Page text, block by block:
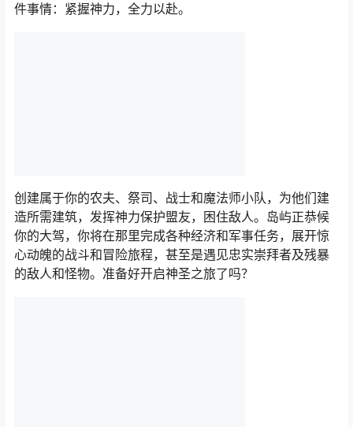
件事情：紧握神力，全力以赴。
创建属于你的农夫、祭司、战士和魔法师小队，为他们建
造所需建筑，发挥神力保护盟友，困住敌人。岛屿正恭候
你的大驾，你将在那里完成各种经济和军事任务，展开惊
心动魄的战斗和冒险旅程，甚至是遇见忠实崇拜者及残暴